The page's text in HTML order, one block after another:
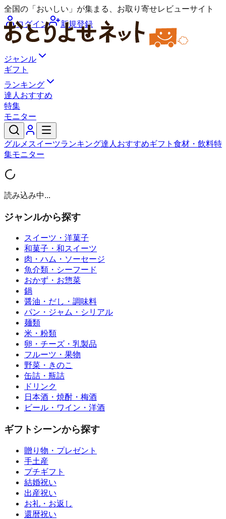
全国の「おいしい」が集まる、お取り寄せレビューサイト
ログイン
新規登録
ジャンル
ギフト
ランキング
達人おすすめ
特集
モニター
グルメ スイーツランキング達人おすすめギフト 食材・飲料特
集モニター
読み込み中...
ジャンルから探す
スイーツ・洋菓子
和菓子・和スイーツ
肉・ハム・ソーセージ
魚介類・シーフード
おかず・お惣菜
鍋
醤油・だし・調味料
パン・ジャム・シリアル
麺類
米・粉類
卵・チーズ・乳製品
フルーツ・果物
野菜・きのこ
缶詰・瓶詰
ドリンク
日本酒・焼酎・梅酒
ビール・ワイン・洋酒
ギフトシーンから探す
贈り物・プレゼント
手土産
プチギフト
結婚祝い
出産祝い
お礼・お返し
還暦祝い